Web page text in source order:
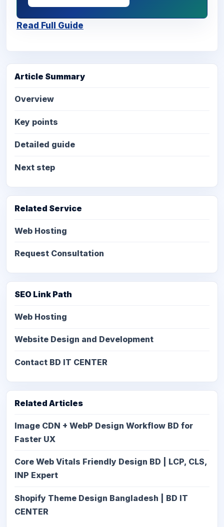
Read Full Guide
Article Summary
Overview
Key points
Detailed guide
Next step
Related Service
Web Hosting
Request Consultation
SEO Link Path
Web Hosting
Website Design and Development
Contact BD IT CENTER
Related Articles
Image CDN + WebP Design Workflow BD for
Faster UX
Core Web Vitals Friendly Design BD | LCP, CLS,
INP Expert
Shopify Theme Design Bangladesh | BD IT
CENTER